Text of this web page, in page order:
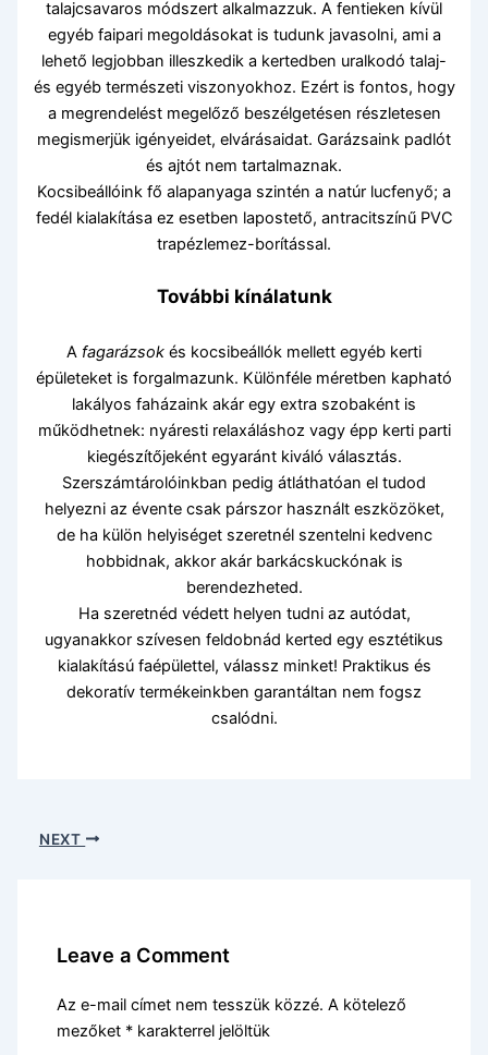
talajcsavaros módszert alkalmazzuk. A fentieken kívül
egyéb faipari megoldásokat is tudunk javasolni, ami a
lehető legjobban illeszkedik a kertedben uralkodó talaj-
és egyéb természeti viszonyokhoz. Ezért is fontos, hogy
a megrendelést megelőző beszélgetésen részletesen
megismerjük igényeidet, elvárásaidat. Garázsaink padlót
és ajtót nem tartalmaznak.
Kocsibeállóink fő alapanyaga szintén a natúr lucfenyő; a
fedél kialakítása ez esetben lapostető, antracitszínű PVC
trapézlemez-borítással.
További kínálatunk
A fagarázsok és kocsibeállók mellett egyéb kerti
épületeket is forgalmazunk. Különféle méretben kapható
lakályos faházaink akár egy extra szobaként is
működhetnek: nyáresti relaxáláshoz vagy épp kerti parti
kiegészítőjeként egyaránt kiváló választás.
Szerszámtárolóinkban pedig átláthatóan el tudod
helyezni az évente csak párszor használt eszközöket,
de ha külön helyiséget szeretnél szentelni kedvenc
hobbidnak, akkor akár barkácskuckónak is
berendezheted.
Ha szeretnéd védett helyen tudni az autódat,
ugyanakkor szívesen feldobnád kerted egy esztétikus
kialakítású faépülettel, válassz minket! Praktikus és
dekoratív termékeinkben garantáltan nem fogsz
csalódni.
NEXT
Leave a Comment
Az e-mail címet nem tesszük közzé. A kötelező
mezőket * karakterrel jelöltük